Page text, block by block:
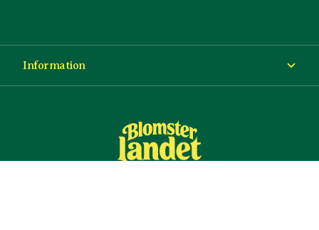
Information
Köp- och leveransvillkor